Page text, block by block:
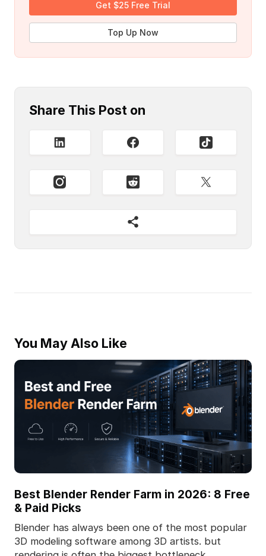
Get $25 Free Trial
Top Up Now
Share This Post on
You May Also Like
Best Blender Render Farm in 2026: 8 Free
& Paid Picks
Blender has always been one of the most popular
3D modeling software among 3D artists. but